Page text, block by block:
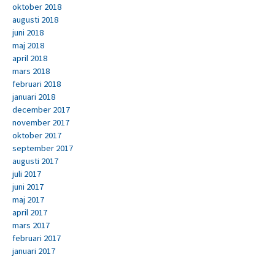
oktober 2018
augusti 2018
juni 2018
maj 2018
april 2018
mars 2018
februari 2018
januari 2018
december 2017
november 2017
oktober 2017
september 2017
augusti 2017
juli 2017
juni 2017
maj 2017
april 2017
mars 2017
februari 2017
januari 2017